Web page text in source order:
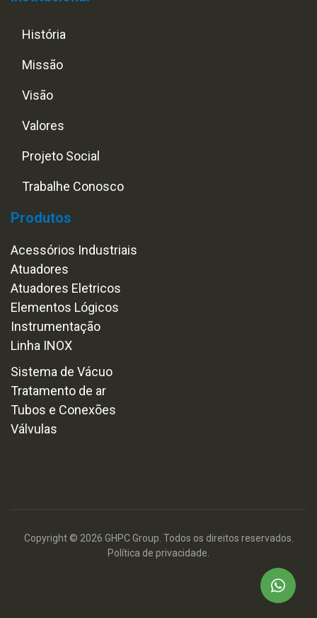
História
Missão
Visão
Valores
Projeto Social
Trabalhe Conosco
Produtos
Acessórios Industriais
Atuadores
Atuadores Eletricos
Elementos Lógicos
Instrumentação
Linha INOX
Sistema de Vácuo
Tratamento de ar
Tubos e Conexões
Válvulas
Copyright © 2026 GHPC Group. Todos os direitos reservados.
Política de privacidade.